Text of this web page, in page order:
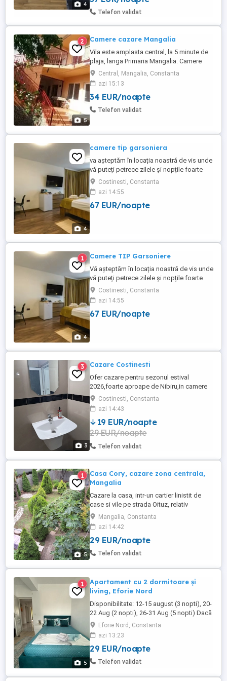
4
acces la internet si cablu, zone
Telefon validat
5
2 Camere cazare Mangalia
Vila este amplasta central, la 5 minute de
plaja, langa Primaria Mangalia. Camere
duble, dotate cu baie proprie cu dus,
televizor, acces la bucatarie comuna
(disponibila numai pentru mic dejun)
dotata cu frigider, cuptor cu microunde,
aragaz. Acces la Wi-fi , terasa. Se face
Central, Mangalia, Constanta
azi 15:13
34 EUR/noapte
Telefon validat
4
camere tip garsoniera
va așteptăm în locația noastră de vis unde
vă puteți petrece zilele și nopțile foarte
liniștite
Costinesti, Constanta
azi 14:55
67 EUR/noapte
4
1 Camere TIP Garsoniere
Vă așteptăm în locația noastră de vis unde
vă puteți petrece zilele și nopțile foarte
liniștite și în siguranță
Costinesti, Constanta
azi 14:55
67 EUR/noapte
3
3 Cazare Costinesti
Ofer cazare pentru sezonul estival
2026,foarte aproape de Nibiru,in camere
duble si apartamente dotate cu bai
proprii,AC,TV si Wi-fi. Pretul este orientativ
si difera in functie de perioada din
sezon,durata sejurului si tipul de camera
ales. Pentru detalii si rezervari ma puteti
contacta direct prin ...
Costinesti, Constanta
azi 14:43
19 EUR/noapte
29 EUR/noapte
Telefon validat
5
1
Casa Cory, cazare zona centrala,
Mangalia
Cazare la casa, intr-un cartier linistit de
case si vile pe strada Oituz, relativ
aproape de Oficiul Postal. Locatia este
situata la o distanta de aproximativ 800 de
metri (cam 12 - 14 minute de mers pe jos)
fata de plaja, faleza de promenada si de
Portul Turistic al Mangaliei. Camerele ...
Mangalia, Constanta
azi 14:42
29 EUR/noapte
Telefon validat
5
1
Apartament cu 2 dormitoare și
living, Eforie Nord
Disponibilitate: 12-15 august (3 nopti), 20-
22 Aug (2 nopti), 26-31 Aug (5 nopti) Dacă
îți dorești un sejur relaxant la mare, te
așteptăm într-un apartament complet
utilat, situat aproape de plajă. Este
alegerea ideală pentru familii, cupluri sau
grupuri de prieteni care vor să se bucure
Eforie Nord, Constanta
azi 13:23
29 EUR/noapte
Telefon validat